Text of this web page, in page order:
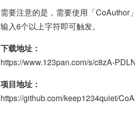
需要注意的是，需要使用「CoAuthor
输入6个以上字符即可触发。
下载地址：
https://www.123pan.com/s/c8zA-
项目地址：
https://github.com/keep1234quiet/